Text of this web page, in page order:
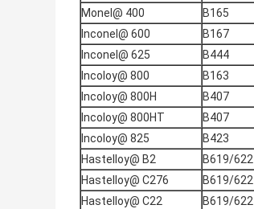
Monel@ 400
B165
Inconel@ 600
B167
Inconel@ 625
B444
Incoloy@ 800
B163
Incoloy@ 800H
B407
Incoloy@ 800HT
B407
Incoloy@ 825
B423
Hastelloy@ B2
B619/622
Hastelloy@ C276
B619/622
Hastelloy@ C22
B619/622